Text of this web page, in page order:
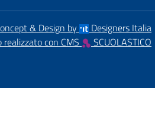
& Design by
Designers Italia
realizzato con CMS
SCUOLASTICO